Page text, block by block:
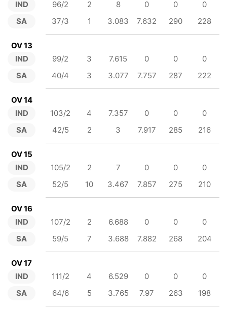
IND
SA
96/2 2 8 0 0
0
37/3
1 3.083 7.632 290 228
OV 13
IND
SA
99/2 3 7.615 0 0
0
40/4
3 3.077 7.757 287 222
OV 14
IND
SA
103/2 4 7.357 0 0
0
42/5
2 3 7.917 285 216
OV 15
IND
SA
105/2 2 7 0 0
0
52/5
10 3.467 7.857 275 210
OV 16
IND
SA
107/2 2 6.688 0 0
0
59/5
7 3.688 7.882 268 204
OV 17
IND
SA
111/2 4 6.529 0 0
0
64/6
5 3.765 7.97 263 198